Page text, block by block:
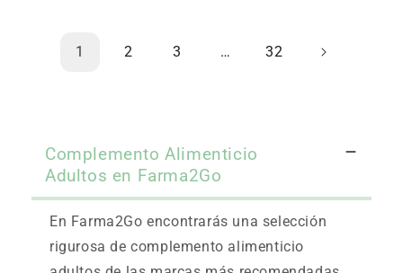
1 2 3 … 32
Complemento Alimenticio
Adultos en Farma2Go
En Farma2Go encontrarás una selección
rigurosa de complemento alimenticio